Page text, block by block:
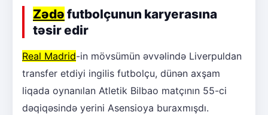
Zədə futbolçunun karyerasına
təsir edir
Real Madrid-in mövsümün əvvəlində Liverpuldan
transfer etdiyi ingilis futbolçu, dünən axşam
liqada oynanılan Atletik Bilbao matçının 55-ci
dəqiqəsində yerini Asensioya buraxmışdı.